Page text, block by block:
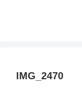
IMG_2470